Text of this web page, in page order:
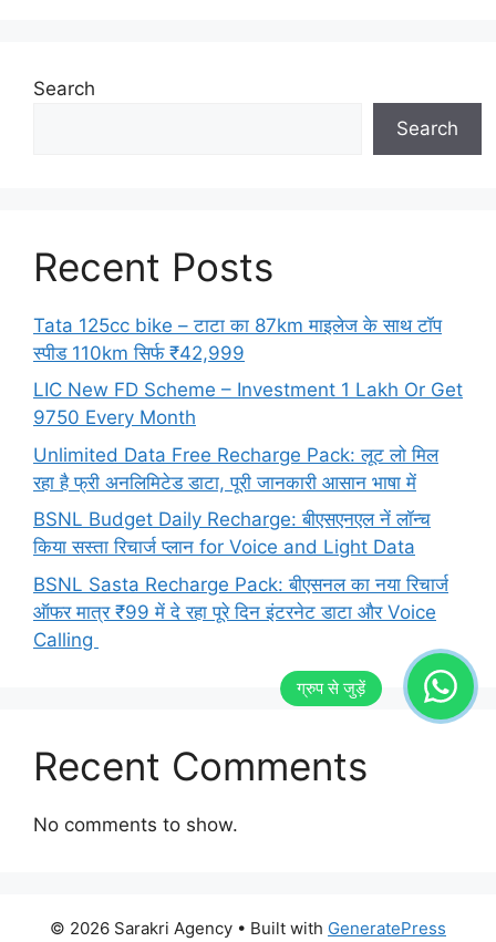
Search
Search
Recent Posts
Tata 125cc bike – टाटा का 87km माइलेज के साथ टॉप
स्पीड 110km सिर्फ ₹42,999
LIC New FD Scheme – Investment 1 Lakh Or Get
9750 Every Month
Unlimited Data Free Recharge Pack: लूट लो मिल
रहा है फ्री अनलिमिटेड डाटा, पूरी जानकारी आसान भाषा में
BSNL Budget Daily Recharge: बीएसएनएल नें लॉन्च
किया सस्ता रिचार्ज प्लान for Voice and Light Data
BSNL Sasta Recharge Pack: बीएसनल का नया रिचार्ज
ऑफर मात्र ₹99 में दे रहा पूरे दिन इंटरनेट डाटा और Voice
Calling
Recent Comments
No comments to show.
© 2026 Sarakri Agency • Built with GeneratePress